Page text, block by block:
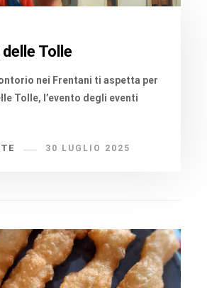
Tolle
nei Frentani ti aspetta per
Tolle, l’evento degli eventi
30 LUGLIO 2025